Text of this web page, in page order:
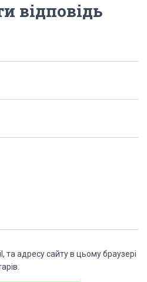
відповідь
та адресу сайту в цьому браузері